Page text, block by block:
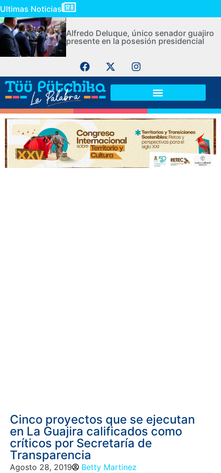
Ultimas Noticias
Alfredo Deluque, único senador guajiro
presente en la posesión presidencial
Cinco proyectos que se ejecutan
en La Guajira calificados como
críticos por Secretaría de
Transparencia
Agosto 28, 2019
Betty Martinez